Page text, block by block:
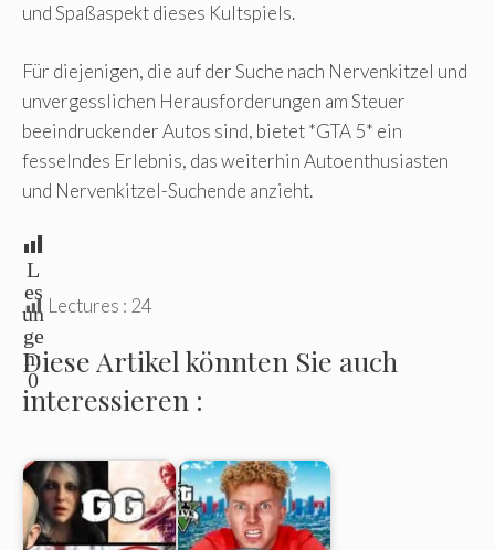
und Spaßaspekt dieses Kultspiels.
Für diejenigen, die auf der Suche nach Nervenkitzel und
unvergesslichen Herausforderungen am Steuer
beeindruckender Autos sind, bietet *GTA 5* ein
fesselndes Erlebnis, das weiterhin Autoenthusiasten
und Nervenkitzel-Suchende anzieht.
L
es
un
ge
n:
0
Lectures : 24
Diese Artikel könnten Sie auch
interessieren :